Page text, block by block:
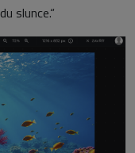
slunce.“